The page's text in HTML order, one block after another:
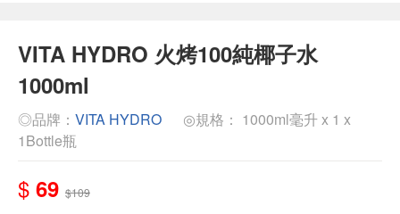
VITA HYDRO 火烤100純椰子水
1000ml
◎品牌： VITA HYDRO
◎規格： 1000ml毫升 x 1 x
1Bottle瓶
$ 69 $109